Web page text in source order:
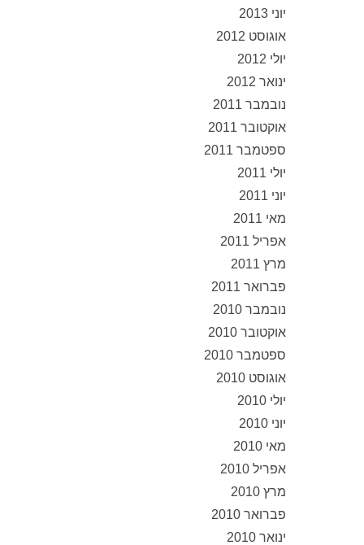
יוני 2013
אוגוסט 2012
יולי 2012
ינואר 2012
נובמבר 2011
אוקטובר 2011
ספטמבר 2011
יולי 2011
יוני 2011
מאי 2011
אפריל 2011
מרץ 2011
פברואר 2011
נובמבר 2010
אוקטובר 2010
ספטמבר 2010
אוגוסט 2010
יולי 2010
יוני 2010
מאי 2010
אפריל 2010
מרץ 2010
פברואר 2010
ינואר 2010